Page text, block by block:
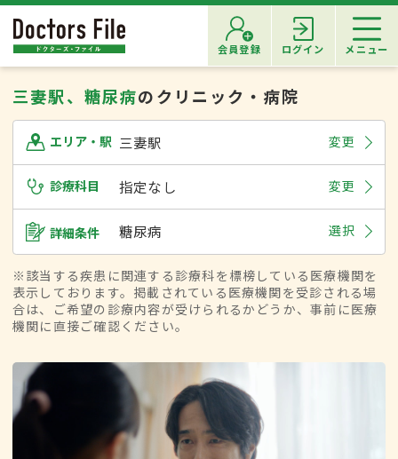
会員登録 ログイン メニュー
三妻駅、糖尿病のクリニック・病院
エリア・駅 三妻駅 変更
診療科目 指定なし 変更
詳細条件 糖尿病 選択
※該当する疾患に関連する診療科を標榜している医療機関を
表示しております。掲載されている医療機関を受診される場
合は、ご希望の診療内容が受けられるかどうか、事前に医療
機関に直接ご確認ください。